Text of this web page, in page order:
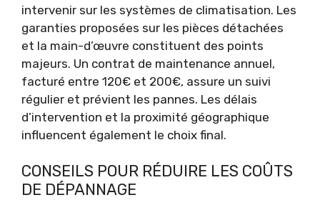
intervenir sur les systèmes de climatisation. Les
garanties proposées sur les pièces détachées
et la main-d’œuvre constituent des points
majeurs. Un contrat de maintenance annuel,
facturé entre 120€ et 200€, assure un suivi
régulier et prévient les pannes. Les délais
d’intervention et la proximité géographique
influencent également le choix final.
CONSEILS POUR RÉDUIRE LES COÛTS
DE DÉPANNAGE